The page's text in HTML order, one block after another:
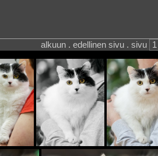
alkuun . edellinen sivu . sivu